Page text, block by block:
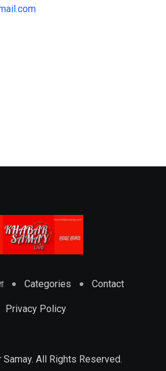
Categories Contact
Privacy Policy
All Rights Reserved.